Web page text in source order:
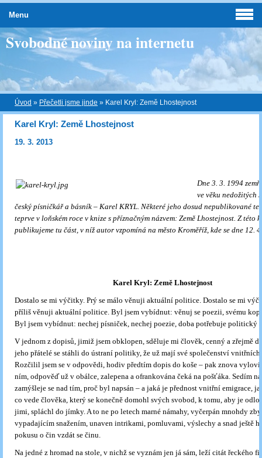
Svobodné noviny na internetu
Úvod » Přečetli jsme jinde » Karel Kryl: Země Lhostejnost
Karel Kryl: Země Lhostejnost
19. 3. 2013
Dne 3. 3. 1994
ve věku nedožitých
český písničkář a básník – Karel KRYL. Některé jeho dosud nepublikované
teprve v loňském roce v knize s příznačným názvem: Země Lhostejnost. Z této
publikujeme tu část, v níž autor vzpomíná na město Kroměříž, kde se dne 12.
Karel Kryl: Země Lhostejnost
Dostalo se mi výčitky. Prý se málo věnuji aktuální politice. Dostalo se mi
příliš věnuji aktuální politice. Byl jsem vybídnut: věnuj se poezii, svému
Byl jsem vybídnut: nechej písniček, nechej poezie, doba potřebuje politický
V jednom z dopisů, jimiž jsem obklopen, sděluje mi člověk, cenný a zřejmě
jeho přátelé se stáhli do ústraní politiky, že už mají své společenství vnitřních
Rozčilil jsem se v odpovědi, hodiv předtím dopis do koše – pak znova
ním, odpověď už v obálce, zalepena a ofrankována čeká na pošťáka. Sedím
zamýšleje se nad tím, proč byl napsán – a jaká je přednost vnitřní emigrace,
co vede člověka, který se konečně domohl svých svobod, k tomu, aby je
jimi, spláchl do jímky. A to ne po letech marné námahy, vyčerpán mnohdy
vypadajícím snažením, unaven intrikami, pomluvami, výslechy a snad ještě
pokusu o čin vzdát se činu.
Na jedné z hromad na stole, v nichž se vyznám jen já sám, leží citát řeckého
Menu